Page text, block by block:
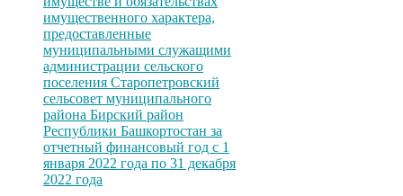
имущественного характера,
предоставленные
муниципальными служащими
администрации сельского
поселения Старопетровский
сельсовет муниципального
района Бирский район
Республики Башкортостан за
отчетный финансовый год с 1
января 2022 года по 31 декабря
2022 года